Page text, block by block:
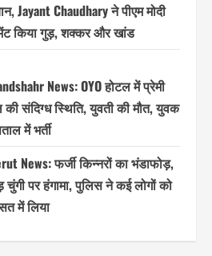
Jayant Chaudhary ने पीएम मोदी
किया गुड़, शक्कर और खांड
News: OYO होटल में प्रेमी
संदिग्ध स्थिति, युवती की मौत, युवक
में भर्ती
News: फर्जी किन्नरों का भंडाफोड़,
चुंगी पर हंगामा, पुलिस ने कई लोगों को
में लिया